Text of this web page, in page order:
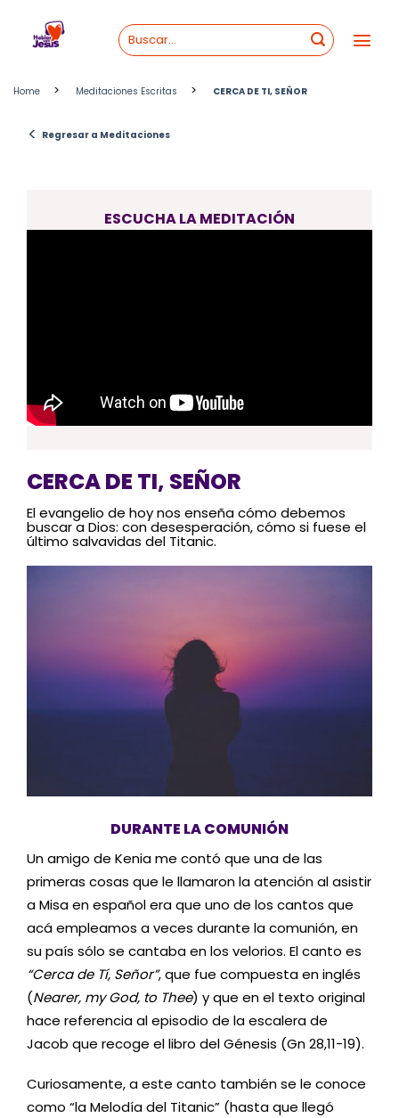
content
Home > Meditaciones Escritas > CERCA DE TI, SEÑOR
< Regresar a Meditaciones
ESCUCHA LA MEDITACIÓN
CERCA DE TI, SEÑOR
El evangelio de hoy nos enseña cómo debemos
buscar a Dios: con desesperación, cómo si fuese el
último salvavidas del Titanic.
DURANTE LA COMUNIÓN
Un amigo de Kenia me contó que una de las
primeras cosas que le llamaron la atención al asistir
a Misa en español era que uno de los cantos que
acá empleamos a veces durante la comunión, en
su país sólo se cantaba en los velorios. El canto es
“Cerca de Tí, Señor”, que fue compuesta en inglés
(Nearer, my God, to Thee) y que en el texto original
hace referencia al episodio de la escalera de
Jacob que recoge el libro del Génesis (Gn 28,11-19).
Curiosamente, a este canto también se le conoce
como “la Melodía del Titanic” (hasta que llegó